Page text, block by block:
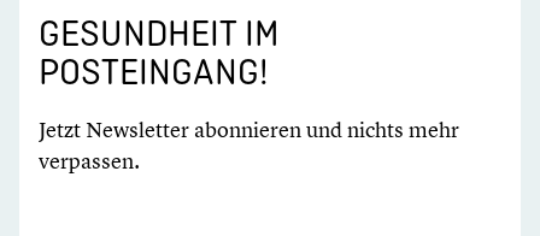
GESUNDHEIT IM
POSTEINGANG!
Jetzt Newsletter abonnieren und nichts mehr
verpassen.